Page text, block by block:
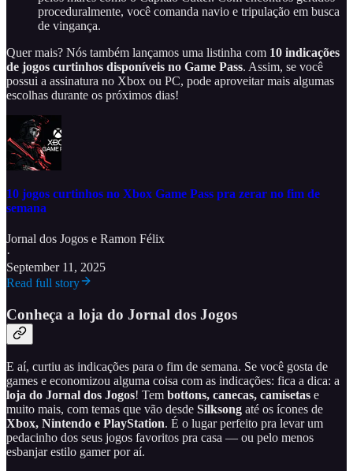
proceduralmente, você comanda navio e tripulação em busca
de vingança.
Quer mais? Nós também lançamos uma listinha com 10 indicações
de jogos curtinhos disponíveis no Game Pass. Assim, se você
possui a assinatura no Xbox ou PC, pode aproveitar mais algumas
escolhas durante os próximos dias!
10 jogos curtinhos no Xbox Game Pass pra zerar no fim de
semana
Jornal dos Jogos e Ramon Félix
·
September 11, 2025
Read full story
Conheça a loja do Jornal dos Jogos
E aí, curtiu as indicações para o fim de semana. Se você gosta de
games e economizou alguma coisa com as indicações: fica a dica: a
loja do Jornal dos Jogos! Tem bottons, canecas, camisetas e
muito mais, com temas que vão desde Silksong até os ícones de
Xbox, Nintendo e PlayStation. É o lugar perfeito pra levar um
pedacinho dos seus jogos favoritos pra casa — ou pelo menos
esbanjar estilo gamer por aí.